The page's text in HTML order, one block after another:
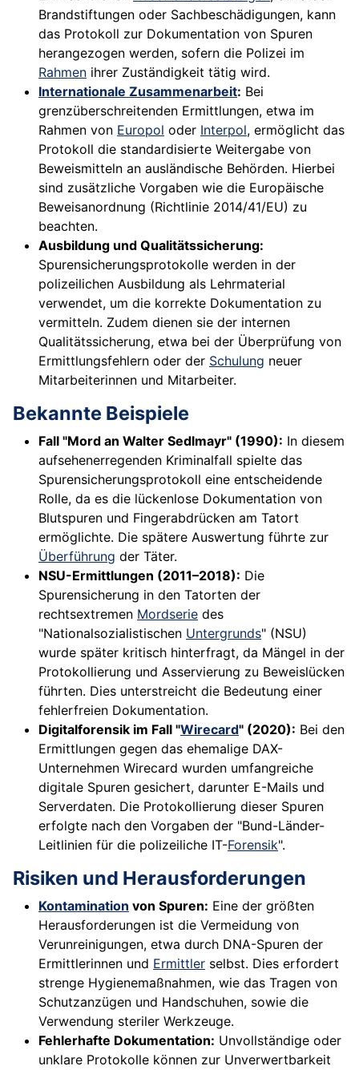
Brandstiftungen oder Sachbeschädigungen, kann
das Protokoll zur Dokumentation von Spuren
herangezogen werden, sofern die Polizei im
Rahmen ihrer Zuständigkeit tätig wird.
Internationale Zusammenarbeit: Bei
grenzüberschreitenden Ermittlungen, etwa im
Rahmen von Europol oder Interpol, ermöglicht das
Protokoll die standardisierte Weitergabe von
Beweismitteln an ausländische Behörden. Hierbei
sind zusätzliche Vorgaben wie die Europäische
Beweisanordnung (Richtlinie 2014/41/EU) zu
beachten.
Ausbildung und Qualitätssicherung:
Spurensicherungsprotokolle werden in der
polizeilichen Ausbildung als Lehrmaterial
verwendet, um die korrekte Dokumentation zu
vermitteln. Zudem dienen sie der internen
Qualitätssicherung, etwa bei der Überprüfung von
Ermittlungsfehlern oder der Schulung neuer
Mitarbeiterinnen und Mitarbeiter.
Bekannte Beispiele
Fall "Mord an Walter Sedlmayr" (1990): In diesem
aufsehenerregenden Kriminalfall spielte das
Spurensicherungsprotokoll eine entscheidende
Rolle, da es die lückenlose Dokumentation von
Blutspuren und Fingerabdrücken am Tatort
ermöglichte. Die spätere Auswertung führte zur
Überführung der Täter.
NSU-Ermittlungen (2011–2018): Die
Spurensicherung in den Tatorten der
rechtsextremen Mordserie des
"Nationalsozialistischen Untergrunds" (NSU)
wurde später kritisch hinterfragt, da Mängel in der
Protokollierung und Asservierung zu Beweislücken
führten. Dies unterstreicht die Bedeutung einer
fehlerfreien Dokumentation.
Digitalforensik im Fall "Wirecard" (2020): Bei den
Ermittlungen gegen das ehemalige DAX-
Unternehmen Wirecard wurden umfangreiche
digitale Spuren gesichert, darunter E-Mails und
Serverdaten. Die Protokollierung dieser Spuren
erfolgte nach den Vorgaben der "Bund-Länder-
Leitlinien für die polizeiliche IT-Forensik".
Risiken und Herausforderungen
Kontamination von Spuren: Eine der größten
Herausforderungen ist die Vermeidung von
Verunreinigungen, etwa durch DNA-Spuren der
Ermittlerinnen und Ermittler selbst. Dies erfordert
strenge Hygienemaßnahmen, wie das Tragen von
Schutzanzügen und Handschuhen, sowie die
Verwendung steriler Werkzeuge.
Fehlerhafte Dokumentation: Unvollständige oder
unklare Protokolle können zur Unverwertbarkeit